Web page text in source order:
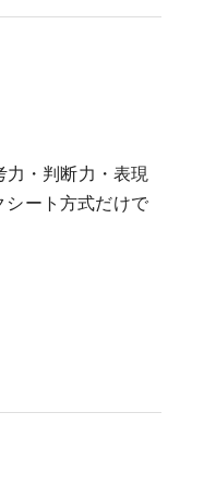
・判断力・表現
ート方式だけで